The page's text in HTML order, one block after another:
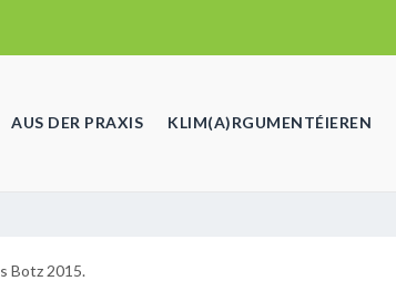
AUS DER PRAXIS KLIM(A)RGUMENTÉIEREN
Botz 2015.